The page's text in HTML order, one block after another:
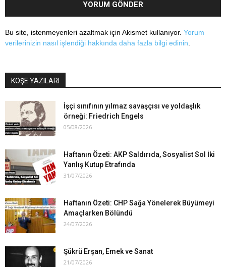
Bu site, istenmeyenleri azaltmak için Akismet kullanıyor. Yorum
verilerinizin nasıl işlendiği hakkında daha fazla bilgi edinin
KÖŞE YAZILARI
İşçi sınıfının yılmaz savaşçısı ve yoldaşlık
örneği: Friedrich Engels
05/08/2026
Haftanın Özeti: AKP Saldırıda, Sosyalist Sol İki
Yanlış Kutup Etrafında
31/07/2026
Haftanın Özeti: CHP Sağa Yönelerek Büyümeyi
Amaçlarken Bölündü
24/07/2026
Şükrü Erşan, Emek ve Sanat
21/07/2026